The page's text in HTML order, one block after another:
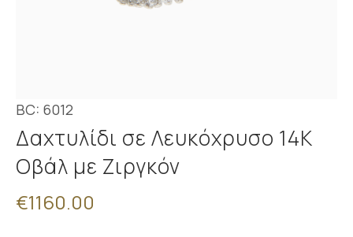
BC: 6012
Δαχτυλίδι σε Λευκόχρυσο 14K
Οβάλ με Ζιργκόν
€1160.00